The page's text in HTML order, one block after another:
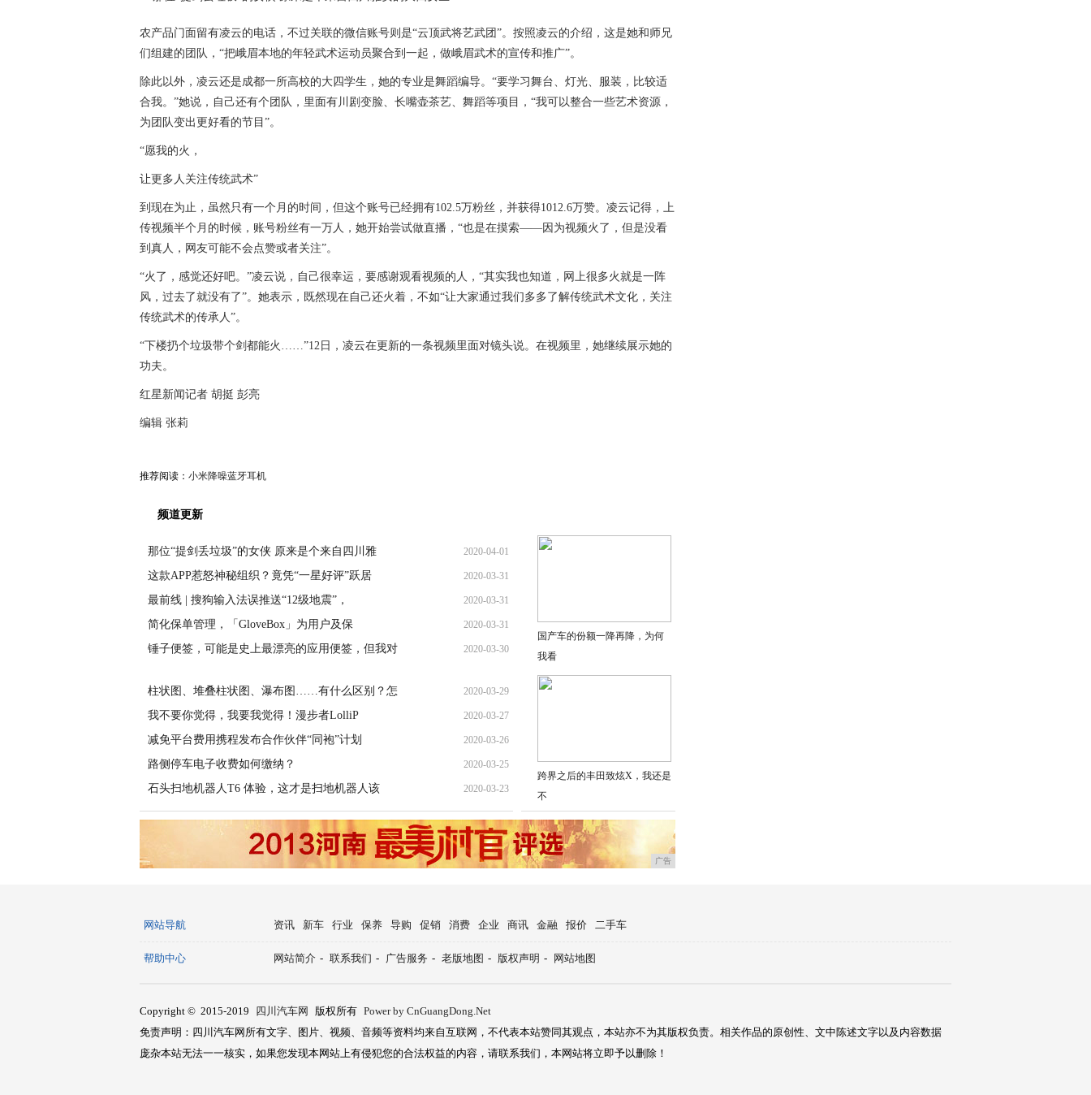
农产品门面留有凌云的电话，不过关联的微信账号则是“云顶武将艺武团”。按照凌云的介绍，这是她和师兄
们组建的团队，“把峨眉本地的年轻武术运动员聚合到一起，做峨眉武术的宣传和推广”。
除此以外，凌云还是成都一所高校的大四学生，她的专业是舞蹈编导。“要学习舞台、灯光、服装，比较适
合我。”她说，自己还有个团队，里面有川剧变脸、长嘴壶茶艺、舞蹈等项目，“我可以整合一些艺术资源，
为团队变出更好看的节目”。
“愿我的火，
让更多人关注传统武术”
到现在为止，虽然只有一个月的时间，但这个账号已经拥有102.5万粉丝，并获得1012.6万赞。凌云记得，上
传视频半个月的时候，账号粉丝有一万人，她开始尝试做直播，“也是在摸索——因为视频火了，但是没看
到真人，网友可能不会点赞或者关注”。
“火了，感觉还好吧。”凌云说，自己很幸运，要感谢观看视频的人，“其实我也知道，网上很多火就是一阵
风，过去了就没有了”。她表示，既然现在自己还火着，不如“让大家通过我们多多了解传统武术文化，关注
传统武术的传承人”。
“下楼扔个垃圾带个剑都能火……”12日，凌云在更新的一条视频里面对镜头说。在视频里，她继续展示她的
功夫。
红星新闻记者 胡挺 彭亮
编辑 张莉
推荐阅读： 小米降噪蓝牙耳机
频道更新
那位“提剑丢垃圾”的女侠 原来是个来自四川雅 2020-04-01
这款APP惹怒神秘组织？竟凭“一星好评”跃居 2020-03-31
最前线 | 搜狗输入法误推送“12级地震”， 2020-03-31
简化保单管理，「GloveBox」为用户及保 2020-03-31
锤子便签，可能是史上最漂亮的应用便签，但我对 2020-03-30
柱状图、堆叠柱状图、瀑布图……有什么区别？怎 2020-03-29
我不要你觉得，我要我觉得！漫步者LolliP 2020-03-27
减免平台费用携程发布合作伙伴“同袍”计划 2020-03-26
路侧停车电子收费如何缴纳？ 2020-03-25
石头扫地机器人T6 体验，这才是扫地机器人该 2020-03-23
国产车的份额一降再降，为何
我看
跨界之后的丰田致炫X，我还是
不
广告
网站导航 资讯 新车 行业 保养 导购 促销 消费 企业 商讯 金融 报价 二手车
帮助中心 网站简介 - 联系我们 - 广告服务 - 老版地图 - 版权声明 - 网站地图
Copyright © 2015-2019 四川汽车网 版权所有 Power by CnGuangDong.Net
免责声明：四川汽车网所有文字、图片、视频、音频等资料均来自互联网，不代表本站赞同其观点，本站亦不为其版权负责。相关作品的原创性、文中陈述文字以及内容数据
庞杂本站无法一一核实，如果您发现本网站上有侵犯您的合法权益的内容，请联系我们，本网站将立即予以删除！